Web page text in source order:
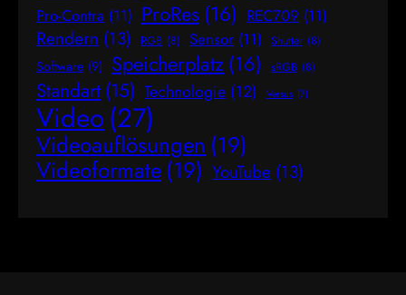
Pro-Contra (11) ProRes (16) REC709 (11)
Rendern (13) RGB (8) Sensor (11) Shutter (8)
Software (9) Speicherplatz (16) sRGB (8)
Standart (15) Technologie (12) Versus (7)
Video(27)
Videoauflösungen (19)
Videoformate (19) YouTube (13)